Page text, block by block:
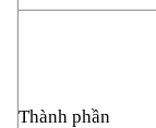
Thành phần